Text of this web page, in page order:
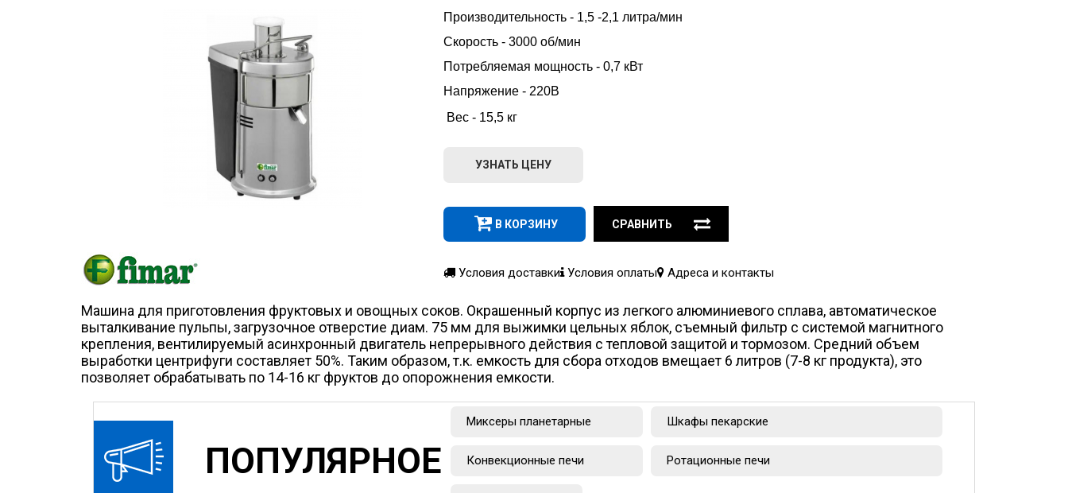
Производительность - 1,5 -2,1 литра/мин
Скорость - 3000 об/мин
Потребляемая мощность - 0,7 кВт
Напряжение - 220В
Вес - 15,5 кг
УЗНАТЬ ЦЕНУ
В КОРЗИНУ СРАВНИТЬ
Условия доставки Условия оплаты Адреса и контакты
Машина для приготовления фруктовых и овощных соков. Окрашенный корпус из легкого алюминиевого сплава, автоматическое
выталкивание пульпы, загрузочное отверстие диам. 75 мм для выжимки цельных яблок, съемный фильтр с системой магнитного
крепления, вентилируемый асинхронный двигатель непрерывного действия с тепловой защитой и тормозом. Средний объем
выработки центрифуги составляет 50%. Таким образом, т.к. емкость для сбора отходов вмещает 6 литров (7-8 кг продукта), это
позволяет обрабатывать по 14-16 кг фруктов до опорожнения емкости.
ПОПУЛЯРНОЕ
Миксеры планетарные Шкафы пекарские
Конвекционные печи Ротационные печи